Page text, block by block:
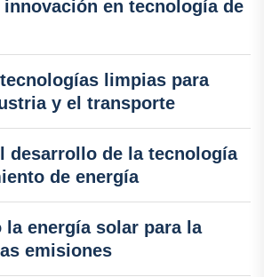
en tecnología de
limpias para
y el transporte
desarrollo de la tecnología
de energía
la energía solar para la
emisiones